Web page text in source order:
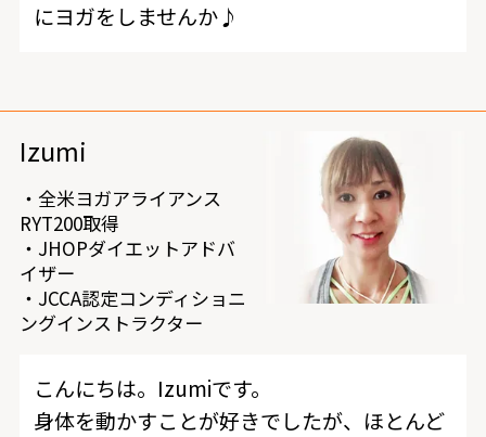
にヨガをしませんか♪
Izumi
・全米ヨガアライアンス
RYT200取得
・JHOPダイエットアドバ
イザー
・JCCA認定コンディショニ
ングインストラクター
こんにちは。Izumiです。
身体を動かすことが好きでしたが、ほとんど